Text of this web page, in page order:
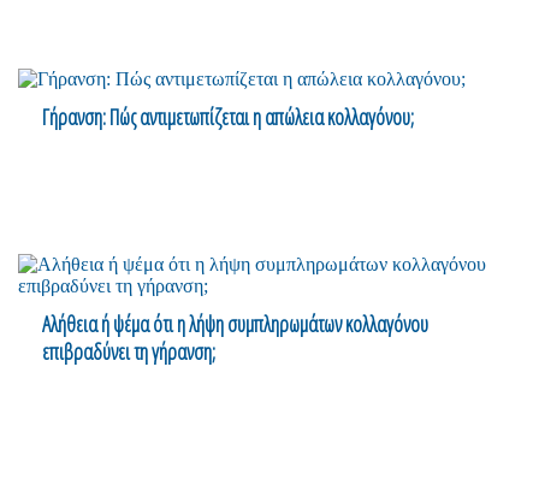
Γήρανση: Πώς αντιμετωπίζεται η απώλεια κολλαγόνου;
Αλήθεια ή ψέμα ότι η λήψη συμπληρωμάτων κολλαγόνου
επιβραδύνει τη γήρανση;